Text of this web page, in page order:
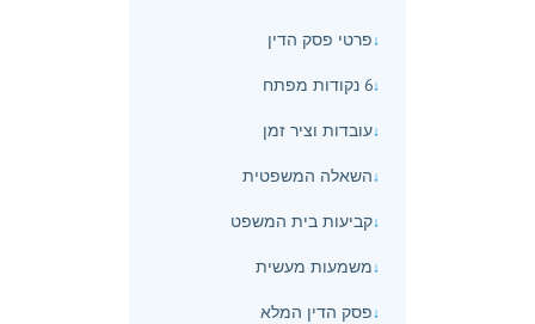
פרטי פסק הדין
6 נקודות מפתח
עובדות וציר זמן
השאלה המשפטית
קביעות בית המשפט
משמעות מעשית
פסק הדין המלא